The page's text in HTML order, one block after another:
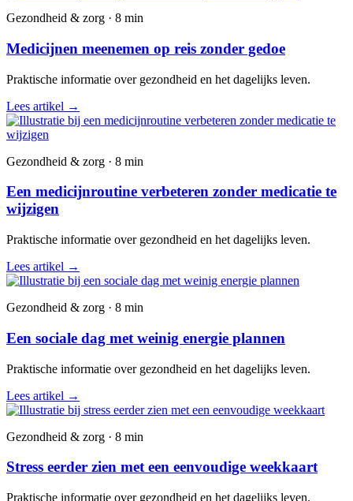
Gezondheid & zorg · 8 min
Medicijnen meenemen op reis zonder gedoe
Praktische informatie over gezondheid en het dagelijks leven.
Lees artikel →
Gezondheid & zorg · 8 min
Een medicijnroutine verbeteren zonder medicatie te
wijzigen
Praktische informatie over gezondheid en het dagelijks leven.
Lees artikel →
Gezondheid & zorg · 8 min
Een sociale dag met weinig energie plannen
Praktische informatie over gezondheid en het dagelijks leven.
Lees artikel →
Gezondheid & zorg · 8 min
Stress eerder zien met een eenvoudige weekkaart
Praktische informatie over gezondheid en het dagelijks leven.